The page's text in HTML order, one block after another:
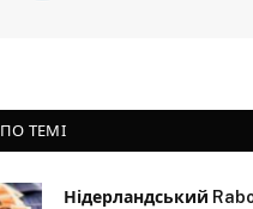
ТЕМІ
Нідерландський